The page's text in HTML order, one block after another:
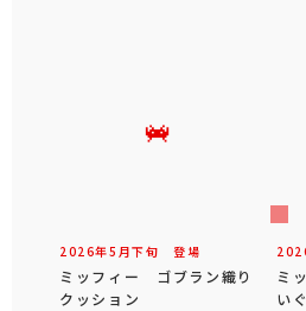
2026年5 月下旬 登場
ミッフィー ゴブラン織り
クッション
ミ
い